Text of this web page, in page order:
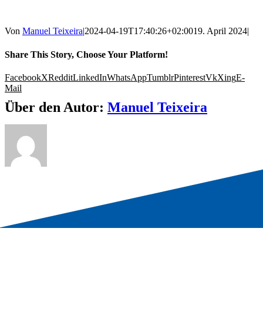
Von Manuel Teixeira|2024-04-19T17:40:26+02:0019. April 2024|
Share This Story, Choose Your Platform!
FacebookXRedditLinkedInWhatsAppTumblrPinterestVkXingE-
Mail
Über den Autor: Manuel Teixeira